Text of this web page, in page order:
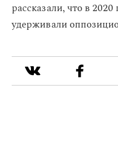
рассказали, что в
удерживали